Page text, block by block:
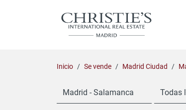
Inicio Se vende Madrid Ciudad
Madrid - Salamanca Todas